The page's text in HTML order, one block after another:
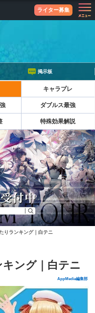
ライター募集
掲示板
キャラプレ
ダブルス最強
特殊効果解説
りランキング｜白テニ
ング｜白テニ
AppMedia編集部